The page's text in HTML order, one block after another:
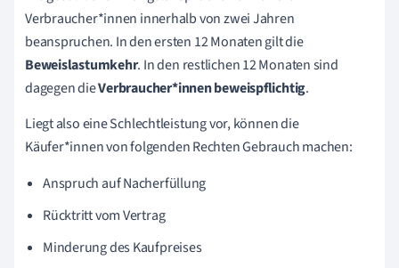
Verbraucher*innen innerhalb von zwei Jahren
beanspruchen. In den ersten 12 Monaten gilt die
Beweislastumkehr. In den restlichen 12 Monaten sind
dagegen dieVerbraucher*innenbeweispflichtig.
Liegt also eine Schlechtleistung vor, können die
Käufer*innenvon folgenden Rechten Gebrauch machen:
Anspruch auf Nacherfüllung
Rücktritt vom Vertrag
Minderung des Kaufpreises